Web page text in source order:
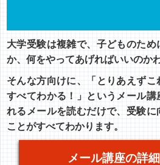
大学受験は複雑で、子どものた
か、何をやってあげればいいの
そんな方向けに、「とりあえず
すべてわかる！」というメール講
れるメールを読むだけで、受験に
ことがすべてわかります。
メール講座の詳